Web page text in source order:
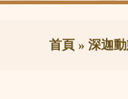
首頁 »深迦